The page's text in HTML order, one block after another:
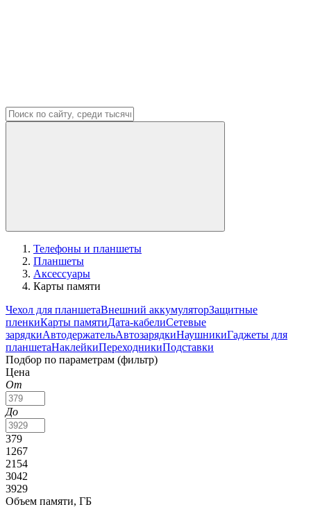
Телефоны и планшеты
Планшеты
Аксессуары
Карты памяти
Чехол для планшетаВнешний аккумуляторЗащитные
пленкиКарты памятиДата-кабелиСетевые
зарядкиАвтодержательАвтозарядкиНаушникиГаджеты для
планшетаНаклейкиПереходникиПодставки
Подбор по параметрам (фильтр)
Цена
От
До
379
1267
2154
3042
3929
Объем памяти, ГБ